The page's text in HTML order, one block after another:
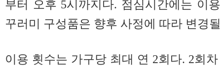
부터 오후 5시까지다. 점심시간에는 이
꾸러미 구성품은 향후 사정에 따라 변경
이용 횟수는 가구당 최대 연 2회다. 2회